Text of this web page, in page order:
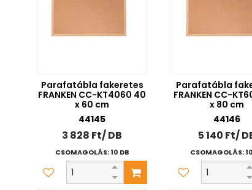
Parafatábla fakeretes
FRANKEN CC-KT4060 40
x 60 cm
44145
3 828 Ft/ DB
CSOMAGOLÁS: 10 DB
Parafatábla
FRANKEN CC-
x 80 cm
44146
5 140 Ft/
CSOMAGOLÁS: